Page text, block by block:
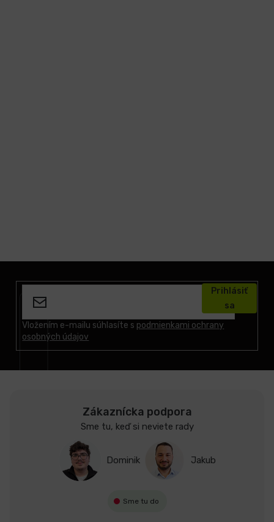
Vložením e-mailu súhlasíte s podmienkami ochrany
osobných údajov
Prihlásiť
sa
Zákaznícka podpora
Sme tu, keď si neviete rady
Dominik Jakub
Sme tu do